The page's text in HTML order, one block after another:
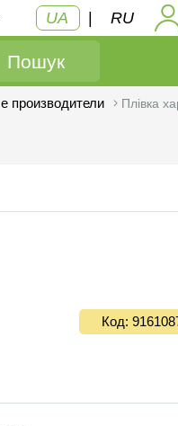
UA | RU
Пошук
производители Плівка
Код: